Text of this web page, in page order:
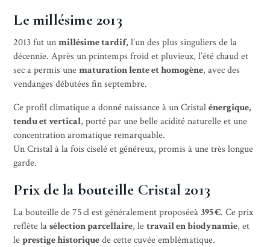
Le millésime 2013
2013 fut unmillésime tardif, l’un des plus singuliers de la
décennie. Après un printemps froid et pluvieux, l’été chaud et
sec a permis unematuration lente et homogène, avec des
vendanges débutées fin septembre.
Ce profil climatique a donné naissance à un Cristalénergique,
tendu et vertical, porté par une belle acidité naturelle et une
concentration aromatique remarquable.
Un Cristal à la fois ciselé et généreux, promis à une très longue
garde.
Prix de la bouteille Cristal 2013
La bouteille de 75 cl est généralement proposéeà395 €. Ce prix
reflète lasélection parcellaire, letravail en biodynamie, et
leprestige historiquede cette cuvée emblématique.